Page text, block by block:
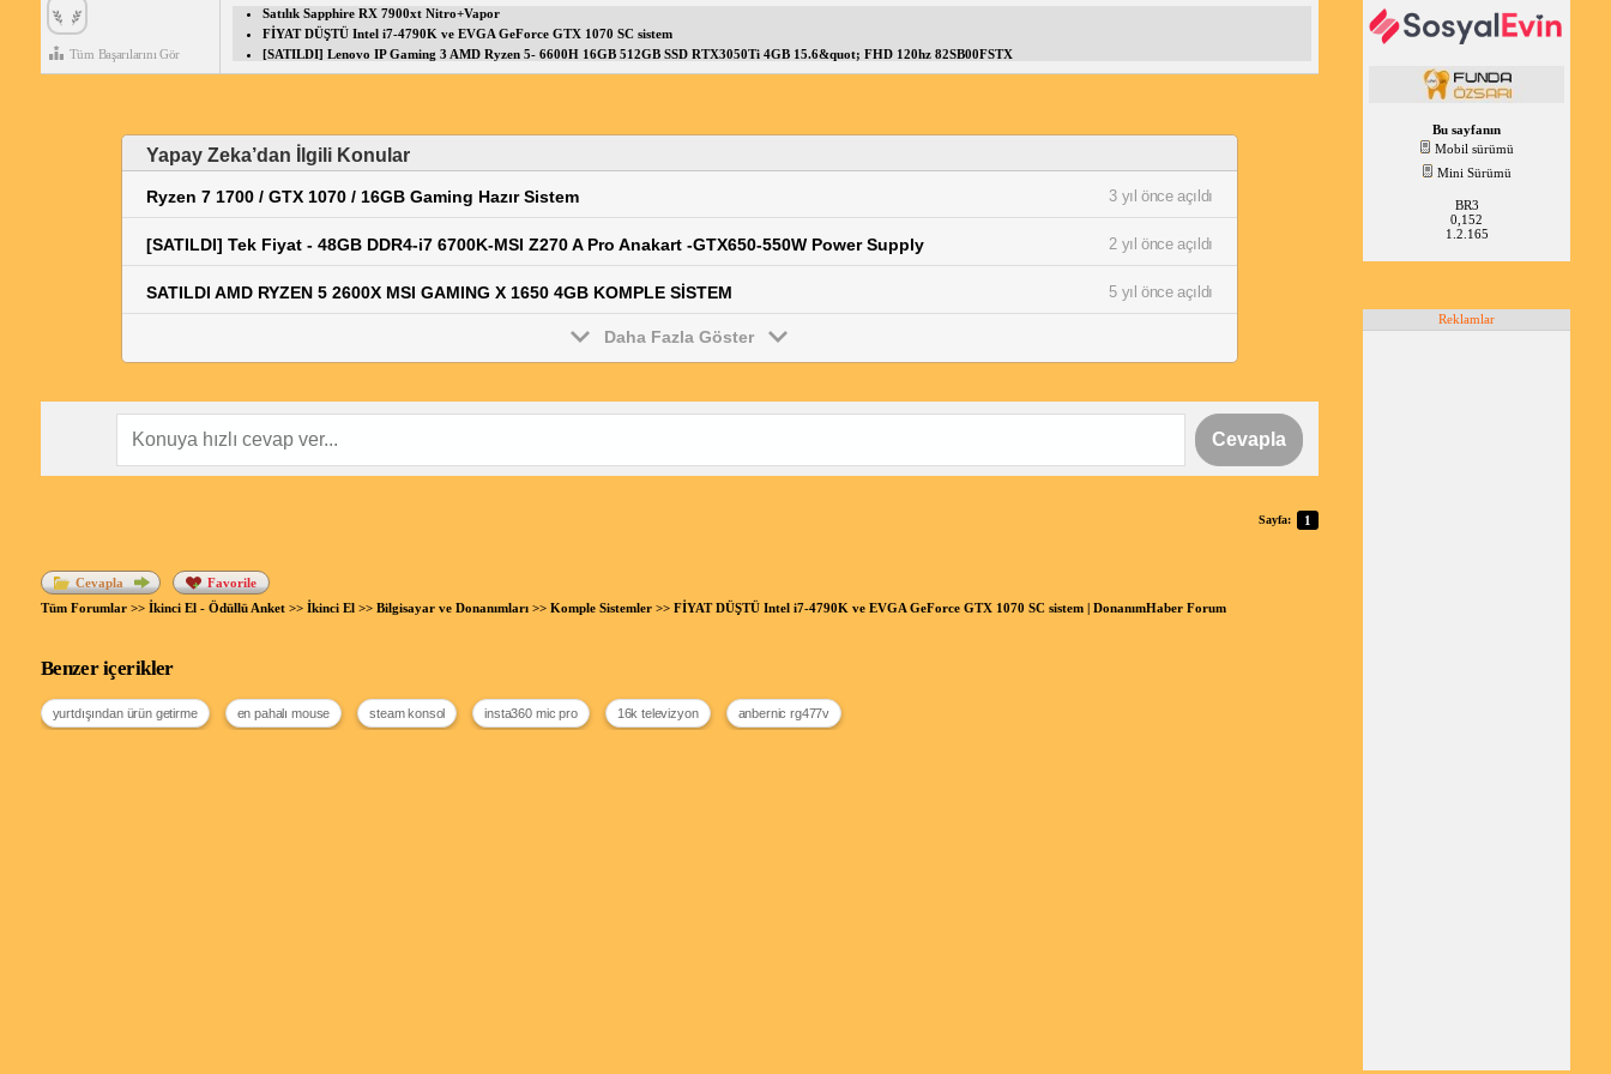
Tüm Başarılarını Gör
Satılık Sapphire RX 7900xt Nitro+Vapor
FİYAT DÜŞTÜ Intel i7-4790K ve EVGA GeForce GTX 1070 SC sistem
[SATILDI] Lenovo IP Gaming 3 AMD Ryzen 5- 6600H 16GB 512GB SSD RTX3050Ti 4GB 15.6&quot; FHD 120hz 82SB00FSTX
Yapay Zeka’dan İlgili Konular
Ryzen 7 1700 / GTX 1070 / 16GB Gaming Hazır Sistem 3 yıl önce açıldı
[SATILDI] Tek Fiyat - 48GB DDR4-i7 6700K-MSI Z270 A Pro Anakart -GTX650-550W Power Supply 2 yıl önce açıldı
SATILDI AMD RYZEN 5 2600X MSI GAMING X 1650 4GB KOMPLE SİSTEM 5 yıl önce açıldı
Daha Fazla Göster
Cevapla
Sayfa: 1
Cevapla
Favorile
Tüm Forumlar>> İkinci El - Ödüllü Anket>> İkinci El>> Bilgisayar ve Donanımları>> Komple Sistemler>> FİYAT DÜŞTÜ Intel i7-4790K ve EVGA GeForce GTX 1070 SC sistem | DonanımHaber Forum
Benzer içerikler
yurtdışından ürün getirme en pahalı mouse steam konsol insta360 mic pro 16k televizyon anbernic rg477v
Bu sayfanın
Mobil sürümü
Mini Sürümü
BR3
0,152
1.2.165
Reklamlar